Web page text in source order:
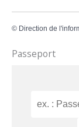
© Direction de
Passeport